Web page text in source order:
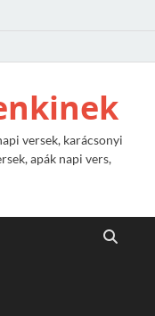
versek, karácsonyi
apák napi vers,